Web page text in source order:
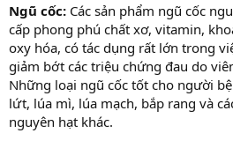
Ngũ cốc: Các sản phẩm ngũ cốc
cấp phong phú chất xơ, vitamin,
oxy hóa, có tác dụng rất lớn trong
giảm bớt các triệu chứng đau do
Những loại ngũ cốc tốt cho người
lứt, lúa mì, lúa mạch, bắp rang và
nguyên hạt khác.